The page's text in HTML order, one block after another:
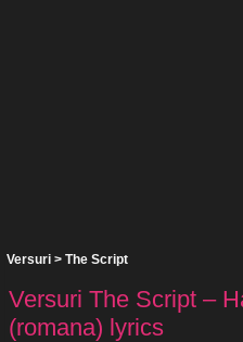
Versuri > The Script
Versuri The Script –
(romana) lyrics